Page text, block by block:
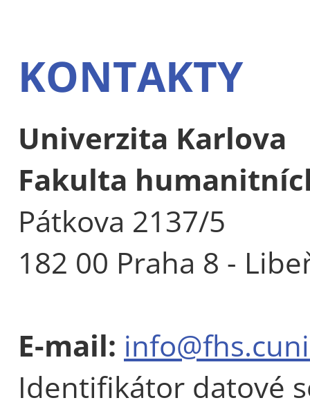
KONTAKTY
Univerzita Karlova
Fakulta
Pátkova 2137/5
182 00 Praha 8 -
E-mail:
Identifikátor datové